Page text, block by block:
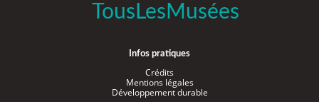
TousLesMusées
Infos pratiques
Crédits
Mentions légales
Développement durable